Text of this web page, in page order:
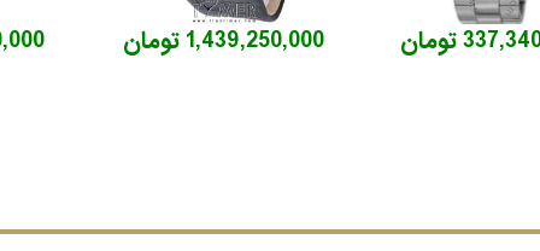
1,439,250,000 تومان تومان